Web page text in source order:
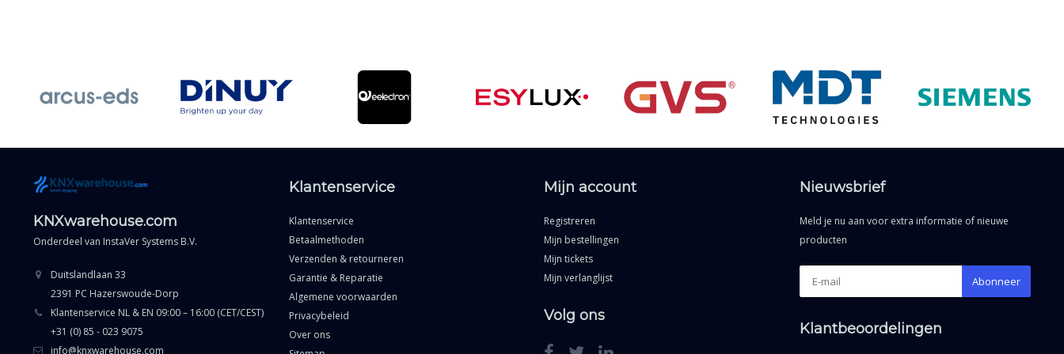
KNXwarehouse.com
Onderdeel van InstaVer Systems B.V.
Duitslandlaan 33
2391 PC Hazerswoude-Dorp
Klantenservice NL & EN 09:00 – 16:00 (CET/CEST)
+31 (0) 85 - 023 9075
info@knxwarehouse.com
Klantenservice
Klantenservice
Betaalmethoden
Verzenden & retourneren
Garantie & Reparatie
Algemene voorwaarden
Privacybeleid
Over ons
Mijn account
Registreren
Mijn bestellingen
Mijn tickets
Mijn verlanglijst
Volg ons
Nieuwsbrief
Meld je nu aan voor extra informatie of nieuwe
producten
Abonneer
Klantbeoordelingen